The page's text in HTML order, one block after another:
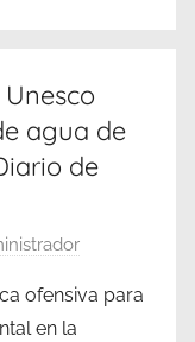
agua de
de
ofensiva para
en la